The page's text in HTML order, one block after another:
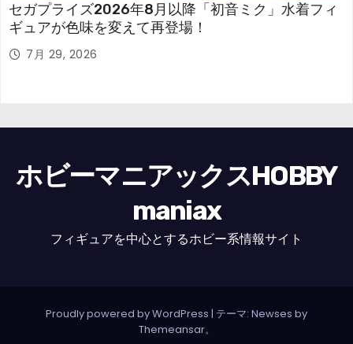
セガプライズ2026年8月以降「初音ミク」水着フィ
ギュアが色味を変えて再登場！
7月 29, 2026
ホビーマニアックスHOBBY
maniax
フィギュアを中心とするホビー系情報サイト
Proudly powered by WordPress | テーマ: Newses by
Themeansar。